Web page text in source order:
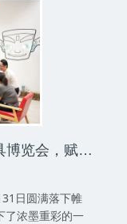
展会回顾 | 精诺五金闪耀国际家具博览会，赋能行业新未来
日圆满落下帷
了浓墨重彩的一